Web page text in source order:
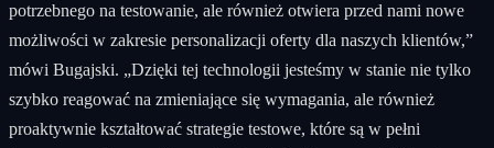
potrzebnego na testowanie, ale również otwiera przed nami nowe
możliwości w zakresie personalizacji oferty dla naszych klientów,”
mówi Bugajski. „Dzięki tej technologii jesteśmy w stanie nie tylko
szybko reagować na zmieniające się wymagania, ale również
proaktywnie kształtować strategie testowe, które są w pełni